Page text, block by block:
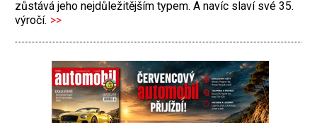
zůstává jeho nejdůležitějším typem. A navíc slaví své 35.
výročí. >>